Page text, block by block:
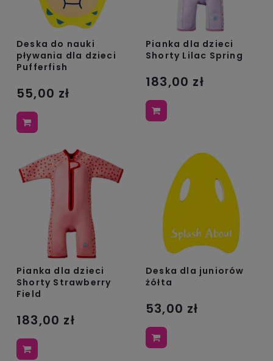
Deska do nauki
pływania dla dzieci
Pufferfish
55,00 zł
Pianka dla dzieci
Shorty Lilac Spring
183,00 zł
Pianka dla dzieci
Shorty Strawberry
Field
183,00 zł
Deska dla juniorów
żółta
53,00 zł